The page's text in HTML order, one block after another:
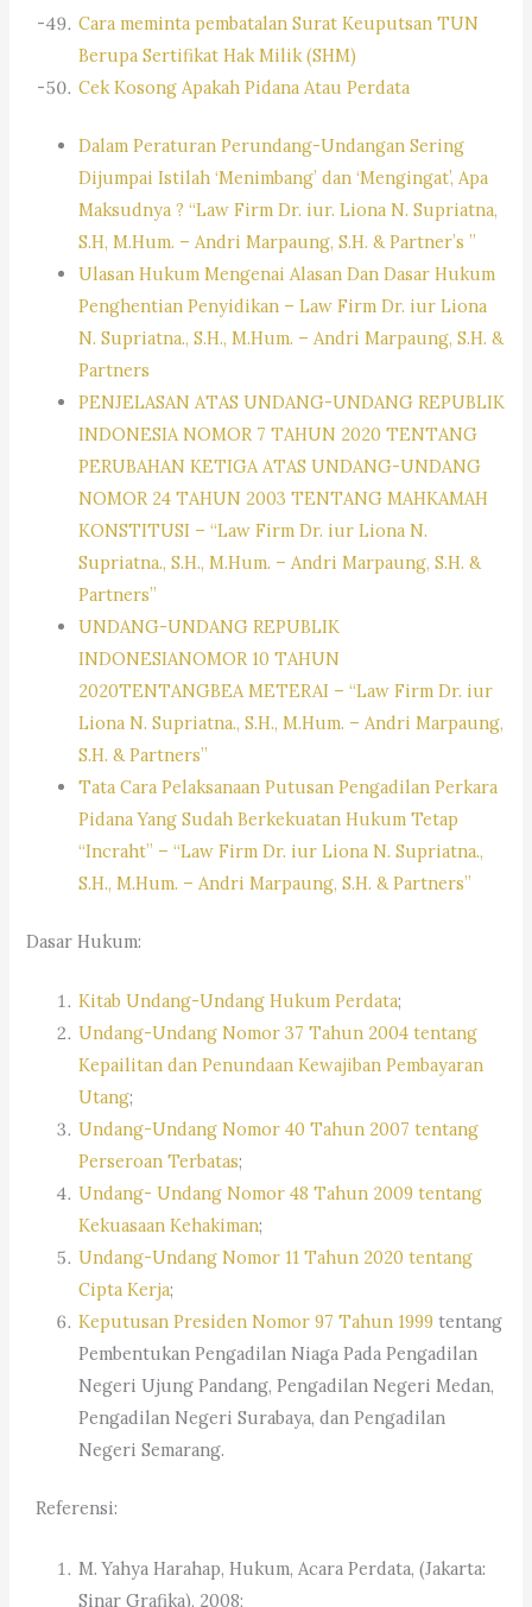
Cara meminta pembatalan Surat Keuputsan TUN
Berupa Sertifikat Hak Milik (SHM)
Cek Kosong Apakah Pidana Atau Perdata
Dalam Peraturan Perundang-Undangan Sering
Dijumpai Istilah ‘Menimbang’ dan ‘Mengingat’, Apa
Maksudnya ? “Law Firm Dr. iur. Liona N. Supriatna,
S.H, M.Hum. – Andri Marpaung, S.H. & Partner’s ”
Ulasan Hukum Mengenai Alasan Dan Dasar Hukum
Penghentian Penyidikan – Law Firm Dr. iur Liona
N. Supriatna., S.H., M.Hum. – Andri Marpaung, S.H. &
Partners
PENJELASAN ATAS UNDANG-UNDANG REPUBLIK
INDONESIA NOMOR 7 TAHUN 2020 TENTANG
PERUBAHAN KETIGA ATAS UNDANG-UNDANG
NOMOR 24 TAHUN 2003 TENTANG MAHKAMAH
KONSTITUSI – “Law Firm Dr. iur Liona N.
Supriatna., S.H., M.Hum. – Andri Marpaung, S.H. &
Partners”
UNDANG-UNDANG REPUBLIK
INDONESIANOMOR 10 TAHUN
2020TENTANGBEA METERAI – “Law Firm Dr. iur
Liona N. Supriatna., S.H., M.Hum. – Andri Marpaung,
S.H. & Partners”
Tata Cara Pelaksanaan Putusan Pengadilan Perkara
Pidana Yang Sudah Berkekuatan Hukum Tetap
“Incraht” – “Law Firm Dr. iur Liona N. Supriatna.,
S.H., M.Hum. – Andri Marpaung, S.H. & Partners”
Dasar Hukum:
Kitab Undang-Undang Hukum Perdata;
Undang-Undang Nomor 37 Tahun 2004 tentang
Kepailitan dan Penundaan Kewajiban Pembayaran
Utang;
Undang-Undang Nomor 40 Tahun 2007 tentang
Perseroan Terbatas;
Undang- Undang Nomor 48 Tahun 2009 tentang
Kekuasaan Kehakiman;
Undang-Undang Nomor 11 Tahun 2020 tentang
Cipta Kerja;
Keputusan Presiden Nomor 97 Tahun 1999 tentang
Pembentukan Pengadilan Niaga Pada Pengadilan
Negeri Ujung Pandang, Pengadilan Negeri Medan,
Pengadilan Negeri Surabaya, dan Pengadilan
Negeri Semarang.
Referensi:
M. Yahya Harahap, Hukum, Acara Perdata, (Jakarta:
Sinar Grafika), 2008;